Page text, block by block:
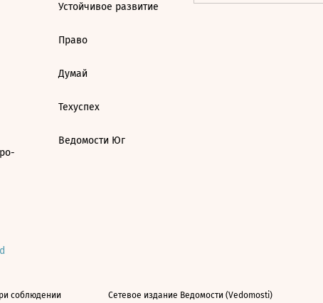
Устойчивое развитие
Право
Думай
Техуспех
Ведомости Юг
соблюдении
Сетевое издание Ведомости (Vedomosti)